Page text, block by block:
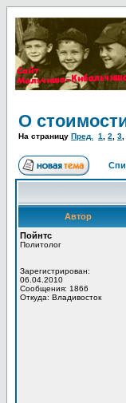
О
На страницу Пред. 1 2 3
Автор
Пойнтс
Политолог
Зарегистрирован:
06.04.2010
Сообщения: 1866
Откуда: Владивосток